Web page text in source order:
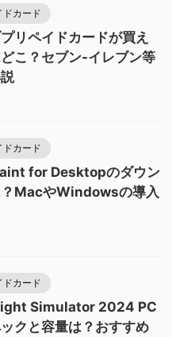
ドカード
リペイドカードが買え
こ？セブン-イレブン等
ドカード
for Desktopのダウン
？MacやWindowsの導入
ドカード
Simulator 2024 PC
クと容量は？おすすめ